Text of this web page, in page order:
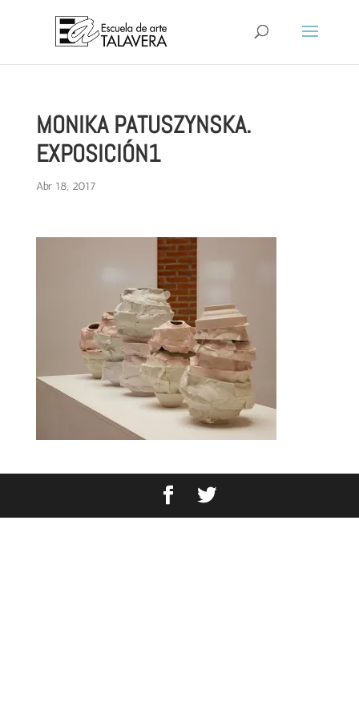
MONIKA PATUSZYNSKA.
EXPOSICIÓN1
Abr 18, 2017